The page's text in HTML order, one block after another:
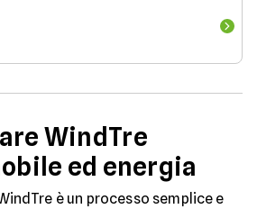
WindTre
ed energia
è un processo semplice e